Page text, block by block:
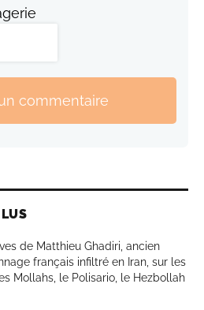
commentaire
de Matthieu Ghadiri, ancien
français infiltré en Iran, sur les
Mollahs, le Polisario, le Hezbollah